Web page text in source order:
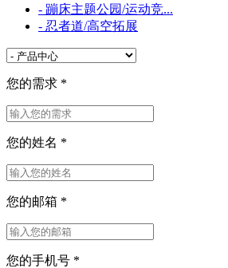
- 蹦床主题公园/运动竞...
- 忍者道/高空拓展
您的需求 *
您的姓名 *
您的邮箱 *
您的手机号 *